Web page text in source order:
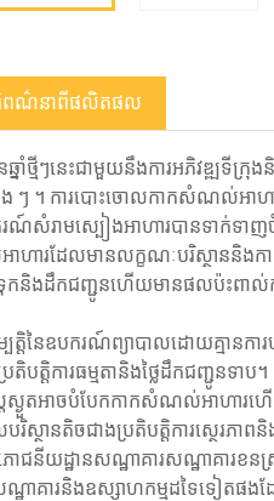
ពិពណ៌នា​ពី​ផលិតផល
នឆ្នាំថ្មីៗនេះជាមួយនឹងការអភិវឌ្ឍ
ង ៗ ។ ការបោះចោលកាកសំណល់អាហា
ណ៍សំរាមស្បៀងអាហារបានទាក់ទាញចំ
ារដែលមានលក្ខណៈបរិស្ថាននិងក
ទុកនិងដឹកជញ្ជូនហើយមានផលប៉ះពាល់កា
នៃឧបករណ៍ព្យាបាលដោយគ្មានការប
រតិបត្តិការធម្មតានិងថ្លៃដឹកជញ្ជូនទាប។
ស្ងួតអាចបំបែកកាកសំណល់អាហារហើ
បរិស្ថានតិចជាងប្រតិបត្តិការស្ថេរ
ជនីយដ្ឋានសណ្ឋាគារសណ្ឋាគារខនស្
ឋាគារនិងឧស្សាហកម្មដទៃទៀតផងដ